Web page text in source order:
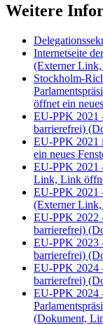
Weitere
Internetseite
(Externer Link,
Stockholm-
öffnet ein
EU-PPK 2021
barrierefrei)
EU-PPK 2021
ein neues
EU-PPK 2021
Link, Link
EU-PPK 2021
(Externer Link,
EU-PPK 2022
barrierefrei)
EU-PPK 2023
barrierefrei)
EU-PPK 2024
barrierefrei)
EU-PPK 2024
(Dokument,